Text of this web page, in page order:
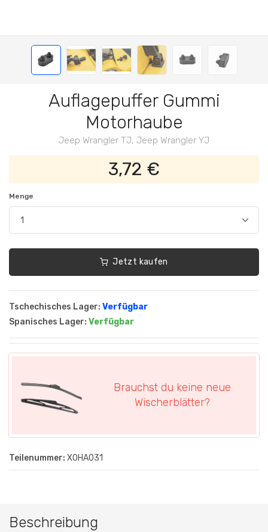
Auflagepuffer Gummi
Motorhaube
Jeep Wrangler TJ, Jeep Wrangler YJ
3,72 €
Menge
Jetzt kaufen
Tschechisches Lager: Verfügbar
Spanisches Lager: Verfügbar
Brauchst du keine neue
Wischerblätter?
Teilenummer: XOHA031
Beschreibung